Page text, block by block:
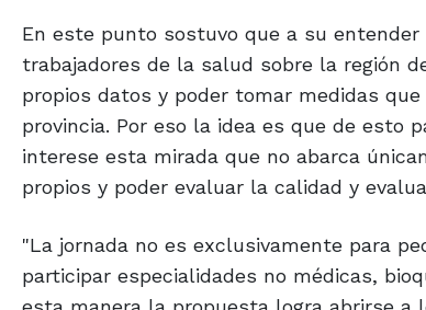
En este punto sostuvo que a su
trabajadores de la salud sobre la región
propios datos y poder tomar medidas
provincia. Por eso la idea es que de
interese esta mirada que no abarca
propios y poder evaluar la calidad y
"La jornada no es exclusivamente para
participar especialidades no médicas,